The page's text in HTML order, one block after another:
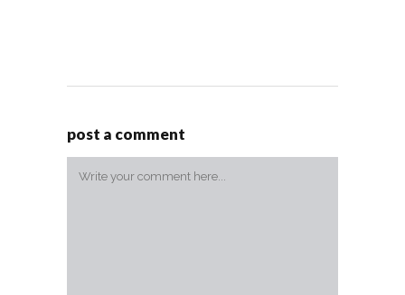
post a comment